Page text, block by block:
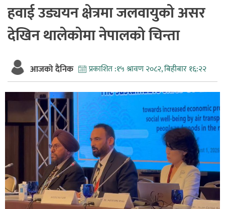
हवाई उड्ययन क्षेत्रमा जलवायुको असर
देखिन थालेकोमा नेपालको चिन्ता
आजको दैनिक प्रकाशित :१५ श्रावण २०८२, बिहीबार १६:२२